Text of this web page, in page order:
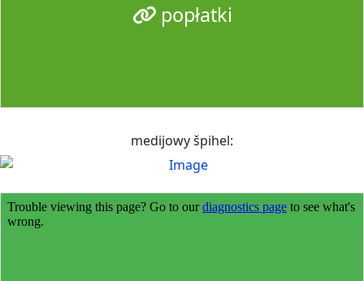
popłatki
medijowy špihel: